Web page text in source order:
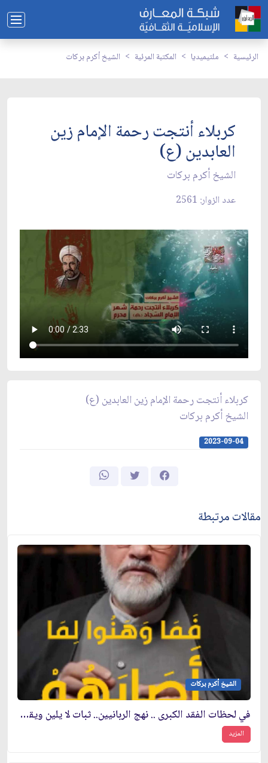
الرئيسية ملتيميديا المكتبة المرئية الشيخ أكرم بركات
كربلاء أنتجت رحمة الإمام زين
العابدين (ع)
الشيخ أكرم بركات
عدد الزوار: 2561
كربلاء أنتجت رحمة الإمام زين العابدين (ع)
الشيخ أكرم بركات
2023-09-04
مقالات مرتبطة
الشيخ أكرم بركات
في لحظات الفقد الكبرى .. نهج الربانيين.. ثبات لا يلين ويقين لا يتزعزع
المزيد